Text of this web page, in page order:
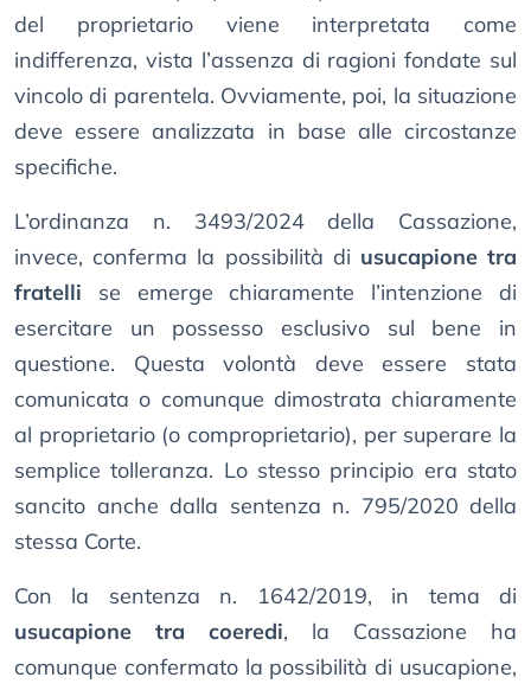
del proprietario viene interpretata come
indifferenza, vista l’assenza di ragioni fondate sul
vincolo di parentela. Ovviamente, poi, la situazione
deve essere analizzata in base alle circostanze
specifiche.
L’ordinanza n. 3493/2024 della Cassazione,
invece, conferma la possibilità di usucapione tra
fratelli se emerge chiaramente l’intenzione di
esercitare un possesso esclusivo sul bene in
questione. Questa volontà deve essere stata
comunicata o comunque dimostrata chiaramente
al proprietario (o comproprietario), per superare la
semplice tolleranza. Lo stesso principio era stato
sancito anche dalla sentenza n. 795/2020 della
stessa Corte.
Con la sentenza n. 1642/2019, in tema di
usucapione tra coeredi, la Cassazione ha
comunque confermato la possibilità di usucapione,